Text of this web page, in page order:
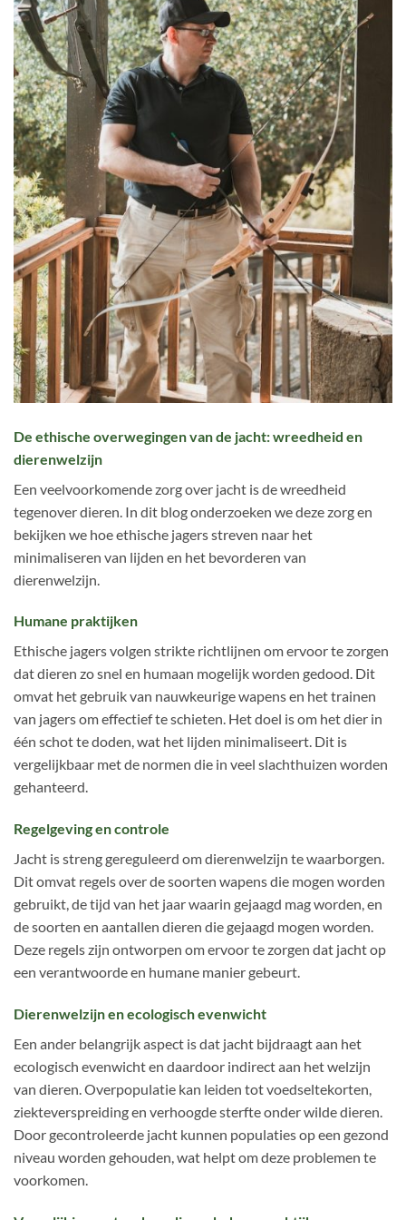
De ethische overwegingen van de jacht: wreedheid en
dierenwelzijn
Een veelvoorkomende zorg over jacht is de wreedheid
tegenover dieren. In dit blog onderzoeken we deze zorg en
bekijken we hoe ethische jagers streven naar het
minimaliseren van lijden en het bevorderen van
dierenwelzijn.
Humane praktijken
Ethische jagers volgen strikte richtlijnen om ervoor te zorgen
dat dieren zo snel en humaan mogelijk worden gedood. Dit
omvat het gebruik van nauwkeurige wapens en het trainen
van jagers om effectief te schieten. Het doel is om het dier in
één schot te doden, wat het lijden minimaliseert. Dit is
vergelijkbaar met de normen die in veel slachthuizen worden
gehanteerd.
Regelgeving en controle
Jacht is streng gereguleerd om dierenwelzijn te waarborgen.
Dit omvat regels over de soorten wapens die mogen worden
gebruikt, de tijd van het jaar waarin gejaagd mag worden, en
de soorten en aantallen dieren die gejaagd mogen worden.
Deze regels zijn ontworpen om ervoor te zorgen dat jacht op
een verantwoorde en humane manier gebeurt.
Dierenwelzijn en ecologisch evenwicht
Een ander belangrijk aspect is dat jacht bijdraagt aan het
ecologisch evenwicht en daardoor indirect aan het welzijn
van dieren. Overpopulatie kan leiden tot voedseltekorten,
ziekteverspreiding en verhoogde sterfte onder wilde dieren.
Door gecontroleerde jacht kunnen populaties op een gezond
niveau worden gehouden, wat helpt om deze problemen te
voorkomen.